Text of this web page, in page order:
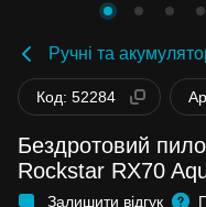
Ручні та
Код: 52284
Бездротовий
Rockstar RX70
Залишити відгук